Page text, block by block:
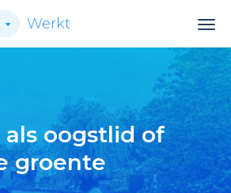
Werkt
oogstlid of
groente